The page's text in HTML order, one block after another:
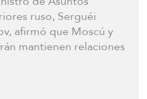
ruso, Serguéi
afirmó que Moscú y
mantienen relaciones